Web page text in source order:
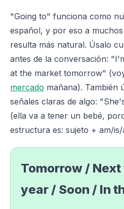
"Going to" funciona como
español, y por eso a
resulta más natural. Úsalo
antes de la conversación:
at the market tomorrow"
mercado mañana). También
señales claras de algo:
(ella va a tener un bebé,
estructura es: sujeto + am/
Tomorrow /
year / Soon / In